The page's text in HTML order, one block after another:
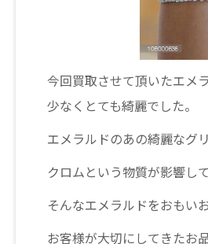
今回買取させて頂いたエメ
少なくとても綺麗でした。
エメラルドのあの綺麗なグ
クロムという物質が影響し
そんなエメラルドをおもい
お客様が大切にしてきたお